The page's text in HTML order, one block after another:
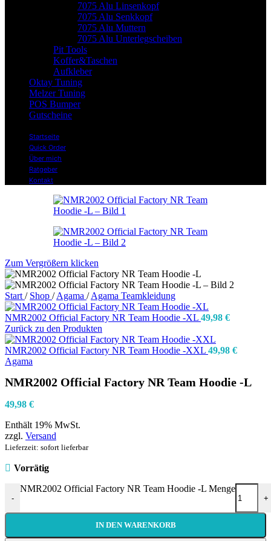
7075 Alu Linsenkopf
7075 Alu Senkkopf
7075 Alu Muttern
7075 Alu Unterlegscheiben
Pit Tools
Koffer&Taschen
Aufkleber
Oktay Tuning
Melzer Tuning
POS Bumper
Gutscheine
Startseite
Quick Order
Über mich
Ratgeber
Kontakt
Zum Vergrößern klicken
Start / Shop / Agama / Agama Teamkleidung
NMR2002 Official Factory NR Team Hoodie -XL 49,98 €
Zurück zu den Produkten
NMR2002 Official Factory NR Team Hoodie -XXL 49,98 €
Agama
NMR2002 Official Factory NR Team Hoodie -L
49,98 €
Enthält 19% MwSt.
zzgl. Versand
Lieferzeit: sofort lieferbar
Vorrätig
-
NMR2002 Official Factory NR Team Hoodie -L Menge
+
IN DEN WARENKORB